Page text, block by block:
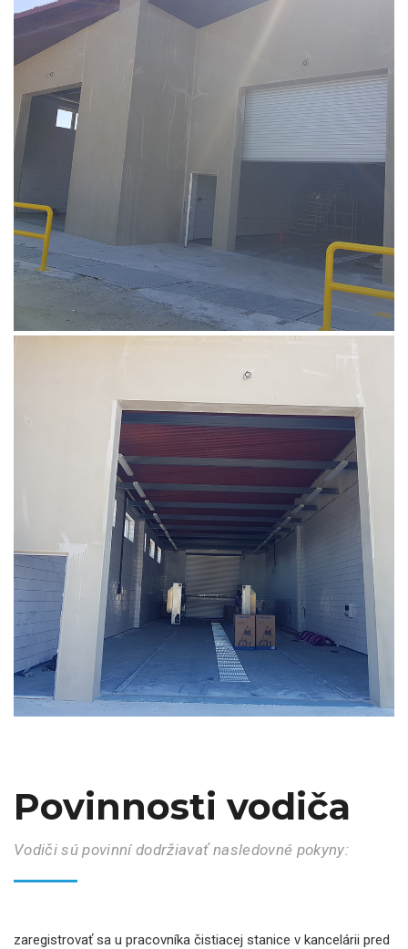
Povinnosti vodiča
Vodiči sú povinní dodržiavať nasledovné pokyny:
zaregistrovať sa u pracovníka čistiacej stanice v kancelárii pred